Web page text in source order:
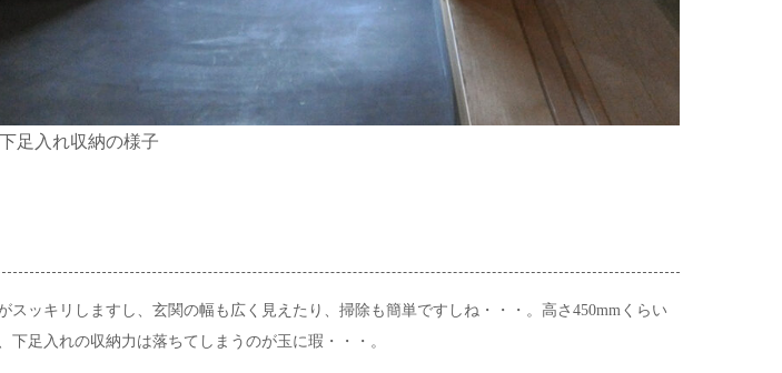
足入れ収納の様子
ッキリしますし、玄関の幅も広く見えたり、掃除も簡単ですしね・・・。高さ450mmくらい
足入れの収納力は落ちてしまうのが玉に瑕・・・。